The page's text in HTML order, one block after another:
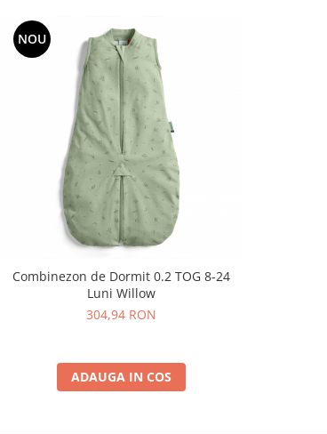
NOU
Combinezon de Dormit 0.2 TOG 8-24
Luni Willow
304,94 RON
ADAUGA IN COS